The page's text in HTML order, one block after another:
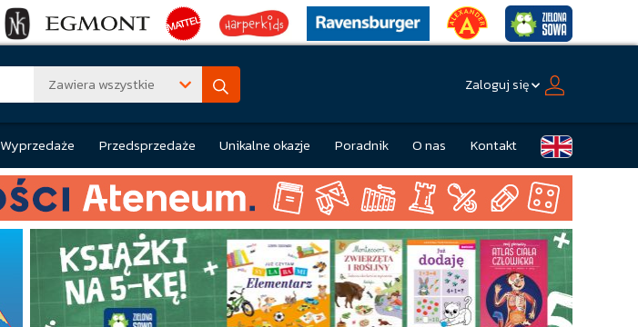
Zawiera wszystkie Zaloguj się
Wyprzedaże Przedsprzedaże Unikalne okazje Poradnik O nas Kontakt